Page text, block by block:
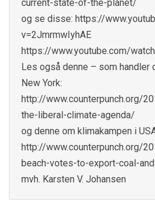
current-state-of-the-planet/
og se disse: https://
v=2JmrmwIyhAE
https://www.youtube.com/
Les også denne – som handler
New York:
http://www.counterpunch.org/
the-liberal-climate-agenda/
og denne om klimakampen i
http://www.counterpunch.org/
beach-votes-to-export-coal-
mvh. Karsten V. Johansen